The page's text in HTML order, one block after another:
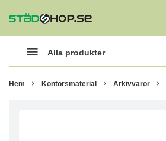
Alla produkter
Hem Kontorsmaterial Arkivvaror